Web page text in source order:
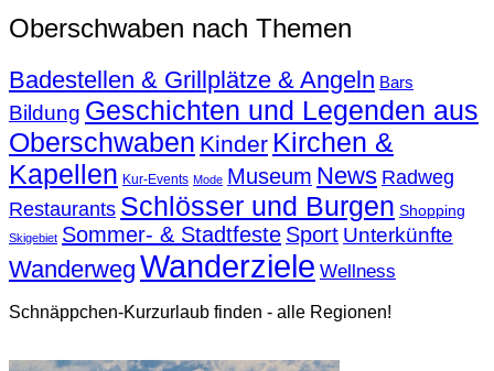
Oberschwaben nach Themen
Badestellen & Grillplätze & Angeln Bars
Bildung Geschichten und Legenden aus
Oberschwaben Kinder Kirchen &
Kapellen Kur-Events Mode Museum News Radweg
Restaurants Schlösser und Burgen Shopping
Skigebiet Sommer- & Stadtfeste Sport Unterkünfte
Wanderweg Wanderziele Wellness
Schnäppchen-Kurzurlaub finden - alle Regionen!